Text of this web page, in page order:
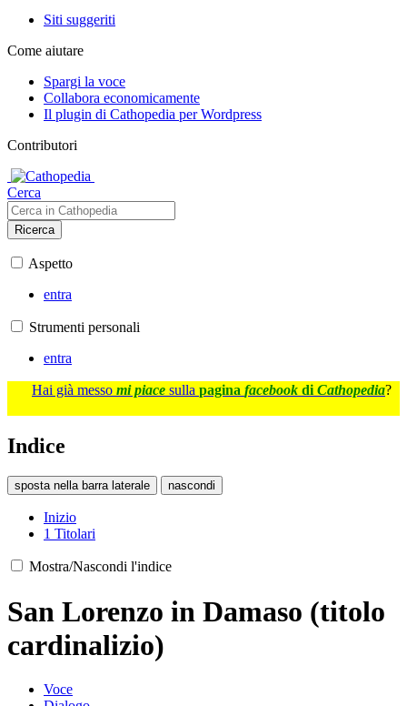
Siti suggeriti
Come aiutare
Spargi la voce
Collabora economicamente
Il plugin di Cathopedia per Wordpress
Contributori
Cerca
Ricerca
Aspetto
entra
Strumenti personali
entra
Hai già messo mi piace sulla pagina facebook di Cathopedia?
Indice
sposta nella barra laterale nascondi
Inizio
1 Titolari
Mostra/Nascondi l'indice
San Lorenzo in Damaso (titolo
cardinalizio)
Voce